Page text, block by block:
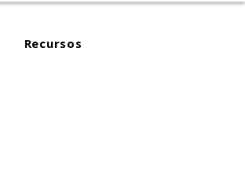
Recursos